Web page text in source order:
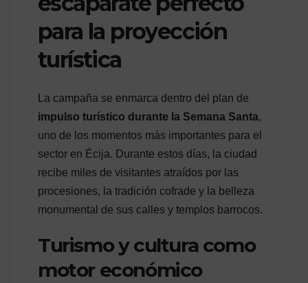
para la proyección
turística
La campaña se enmarca dentro del plan de
impulso turístico durante la Semana Santa,
uno de los momentos más importantes para el
sector en Écija. Durante estos días, la ciudad
recibe miles de visitantes atraídos por las
procesiones, la tradición cofrade y la belleza
monumental de sus calles y templos barrocos.
Turismo y cultura como
motor económico